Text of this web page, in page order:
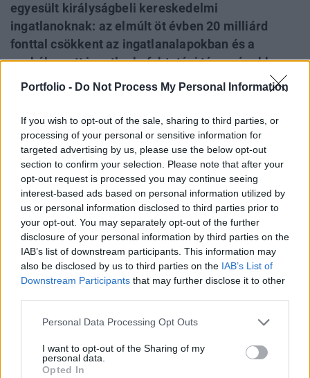
Portfolio - Do Not Process My Personal Information
If you wish to opt-out of the sale, sharing to third parties, or
processing of your personal or sensitive information for
targeted advertising by us, please use the below opt-out
section to confirm your selection. Please note that after your
opt-out request is processed you may continue seeing
interest-based ads based on personal information utilized by
us or personal information disclosed to third parties prior to
your opt-out. You may separately opt-out of the further
disclosure of your personal information by third parties on the
IAB’s list of downstream participants. This information may
also be disclosed by us to third parties on the IAB’s List of
Downstream Participants that may further disclose it to other
Personal Data Processing Opt Outs
I want to opt-out of the Sharing of my
personal data.
Opted In
egyesült királyságbeli kereskedelmi
ingatlanoknak: az elmúlt öt évben 20 milliárd
fonttal csökkent az ingatlanalapokban és a
szabályozott ingatlanbefektetési társaságokban,
azaz SZIT-ekben tartott vagyon. A szektor
részvénypiac teljesítményétől, ahogy a magasabb
kamatok nemcsak a keresletet csökkentették,
hanem az ingatlanpiaci hozamelvárásokat is
felfelé tolták - tudósított a Financial Times.
Property X 2026Újra Property X! - A Portfolio
legélménydúsabb, legsportosabb ingatlan X finanszírozás
X építőipar konferenciája idén is Füredre hívja a szakma
kiemelt szereplőit! Találkozzunk!Információ és jelentkezés
A Morningstar adatai szerint a SZIT-ekben, valamint a zárt
és nyílt végű ingatlanalapokban kezelt összvagyon 51,7
milliárd fontra apadt. A legnagyobb visszaesést...
KEDVES OLVASÓNK!
A keresett cikk a portfolio.hu hírarchívumához